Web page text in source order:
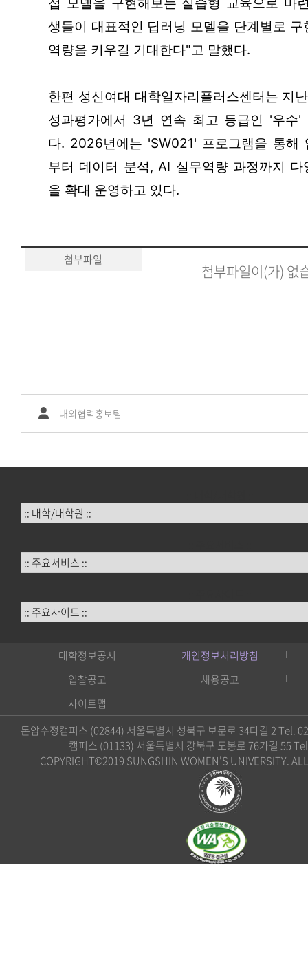
생들이 대표적인 딥러닝 모델을 단계별로
역량을 키우길 기대한다"고 말했다.
한편 성신여대 대학일자리플러스센터는 지
성과평가에서 3년 연속 최고 등급인 '우수'
다. 2026년에는 'SW021' 프로그램을 통해
부터 데이터 분석, AI 실무역량 과정까지
을 확대 운영하고 있다.
첨부파일
첨부파일이(가) 없
대외협력홍보팀
대학정보공시
개인정보처리방침
입찰공고
채용공고
사이트맵
돈암수정캠퍼스 (02844) 서울특별시 성북구 보문로 34다길 2 Tel.
캠퍼스 (01133) 서울특별시 강북구 도봉로 76가길 55
COPYRIGHT©2019 SUNGSHIN WOMEN'S UNIVERSITY.